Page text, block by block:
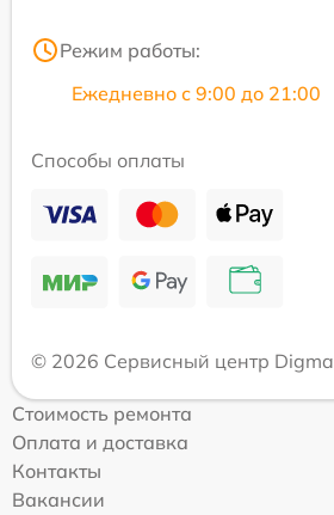
Режим работы:
Ежедневно с 9:00 до 21:00
Способы оплаты
© 2026 Сервисный центр Digma
Стоимость ремонта
Оплата и доставка
Контакты
Вакансии